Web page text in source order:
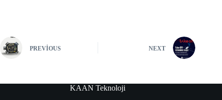
PREVIOUS NEXT
KAAN Teknoloji